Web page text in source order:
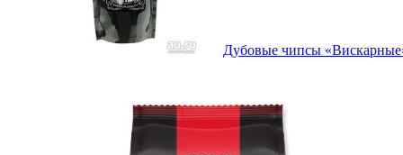
Дубовые чипсы